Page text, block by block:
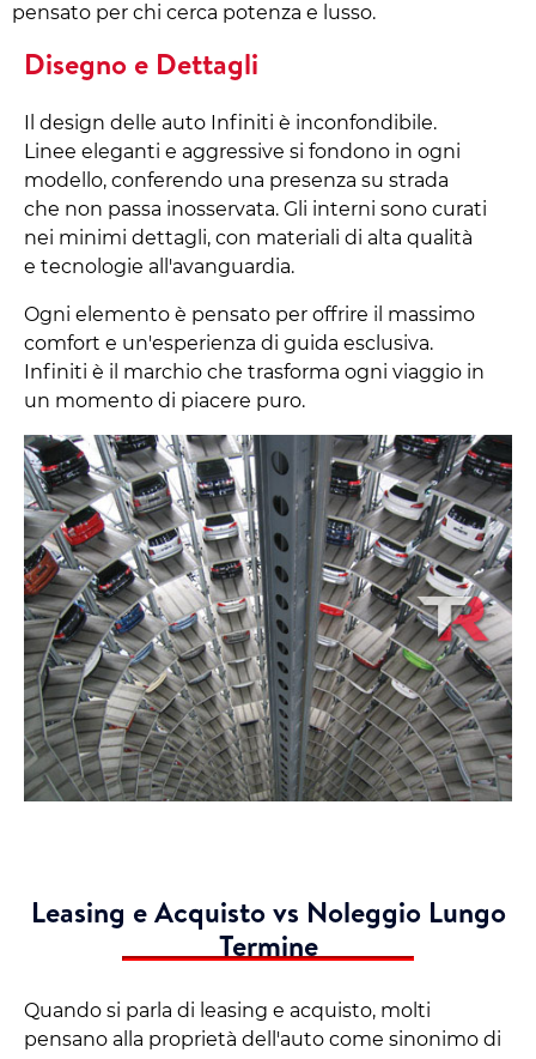
pensato per chi cerca potenza e lusso.
Disegno e Dettagli
Il design delle auto Infiniti è inconfondibile.
Linee eleganti e aggressive si fondono in ogni
modello, conferendo una presenza su strada
che non passa inosservata. Gli interni sono curati
nei minimi dettagli, con materiali di alta qualità
e tecnologie all'avanguardia.
Ogni elemento è pensato per offrire il massimo
comfort e un'esperienza di guida esclusiva.
Infiniti è il marchio che trasforma ogni viaggio in
un momento di piacere puro.
Leasing e Acquisto vs Noleggio Lungo
Termine
Quando si parla di leasing e acquisto, molti
pensano alla proprietà dell'auto come sinonimo di